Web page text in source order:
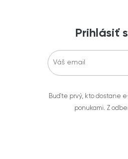
Prihlásiť
Buďte prvý, kto dostane
ponukami. Z